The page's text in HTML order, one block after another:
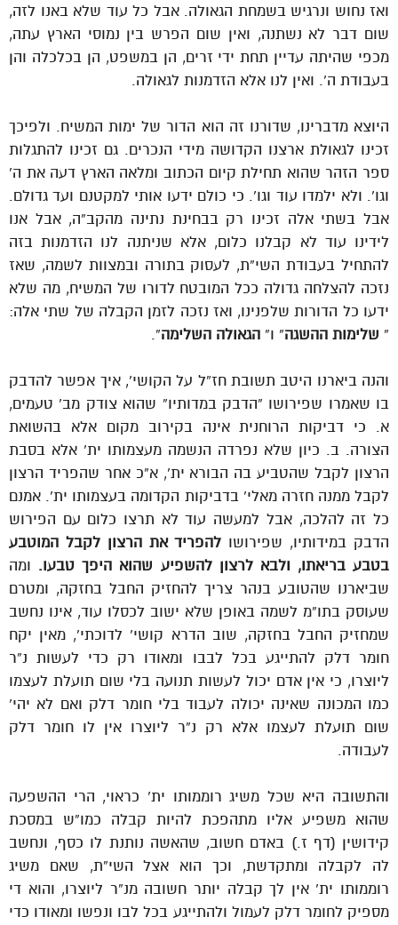
ואז נחוש ונרגיש בשמחת הגאולה. אבל כל עוד שלא באנו לזה,
שום דבר לא נשתנה, ואין שום הפרש בין נמוסי הארץ עתה,
מכפי שהיתה עדיין תחת ידי זרים, הן במשפט, הן בכלכלה והן
בעבודת ה’. ואין לנו אלא הזדמנות לגאולה.
היוצא מדברינו, שדורנו זה הוא הדור של ימות המשיח. ולפיכך
זכינו לגאולת ארצנו הקדושה מידי הנכרים. גם זכינו להתגלות
ספר הזהר שהוא תחילת קיום הכתוב ומלאה הארץ דעה את ה’
וגו’. ולא ילמדו עוד וגו’. כי כולם ידעו אותי למקטנם ועד גדולם.
אבל בשתי אלה זכינו רק בבחינת נתינה מהקב”ה, אבל אנו
לידינו עוד לא קבלנו כלום, אלא שניתנה לנו הזדמנות בזה
להתחיל בעבודת השי”ת, לעסוק בתורה ובמצוות לשמה, שאז
נזכה להצלחה גדולה ככל המובטח לדורו של המשיח, מה שלא
ידעו כל הדורות שלפנינו, ואז נזכה לזמן הקבלה של שתי אלה:
” שלימות ההשגה” ו” הגאולה השלימה“.
והנה ביארנו היטב תשובת חז”ל על הקושי’, איך אפשר להדבק
בו שאמרו שפירושו “הדבק במדותיו” שהוא צודק מב’ טעמים,
א. כי דביקות הרוחנית אינה בקירוב מקום אלא בהשואת
הצורה. ב. כיון שלא נפרדה הנשמה מעצמותו ית’ אלא בסבת
הרצון לקבל שהטביע בה הבורא ית’, א”כ אחר שהפריד הרצון
לקבל ממנה חזרה מאלי’ בדביקות הקדומה בעצמותו ית’. אמנם
כל זה להלכה, אבל למעשה עוד לא תרצו כלום עם הפירוש
הדבק במידותיו, שפירושו להפריד את הרצון לקבל המוטבע
בטבע בריאתו, ולבא לרצון להשפיע שהוא היפך טבעו. ומה
שביארנו שהטובע בנהר צריך להחזיק החבל בחזקה, ומטרם
שעוסק בתו”מ לשמה באופן שלא ישוב לכסלו עוד, אינו נחשב
שמחזיק החבל בחזקה, שוב הדרא קושי’ לדוכתי’, מאין יקח
חומר דלק להתייגע בכל לבבו ומאודו רק כדי לעשות נ”ר
ליוצרו, כי אין אדם יכול לעשות תנועה בלי שום תועלת לעצמו
כמו המכונה שאינה יכולה לעבוד בלי חומר דלק ואם לא יהי’
שום תועלת לעצמו אלא רק נ”ר ליוצרו אין לו חומר דלק
לעבודה.
והתשובה היא שכל משיג רוממותו ית’ כראוי, הרי ההשפעה
שהוא משפיע אליו מתהפכת להיות קבלה כמו”ש במסכת
קידושין (דף ז.) באדם חשוב, שהאשה נותנת לו כסף, ונחשב
לה לקבלה ומתקדשת, וכך הוא אצל השי”ת, שאם משיג
רוממותו ית’ אין לך קבלה יותר חשובה מנ”ר ליוצרו, והוא די
מספיק לחומר דלק לעמול ולהתייגע בכל לבו ונפשו ומאודו כדי